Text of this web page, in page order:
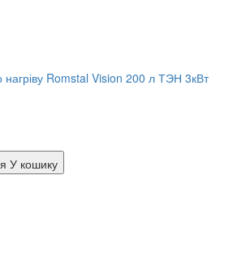
нагріву Romstal Vision 200 л ТЭН 3кВт
У кошику